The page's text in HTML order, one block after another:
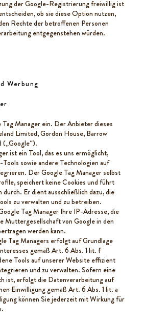
der Google-Registrierung freiwillig ist
ob sie diese Option nutzen,
Rechte der betroffenen Personen
entgegenstehen würden.
Werbung
Manager ein. Der Anbieter dieses
Limited, Gordon House, Barrow
ist ein Tool, das es uns ermöglicht,
sowie andere Technologien auf
Der Google Tag Manager selbst
speichert keine Cookies und führt
durch. Er dient ausschließlich dazu, die
zu verwalten und zu betreiben.
Tag Manager Ihre IP-Adresse, die
Muttergesellschaft von Google in den
werden kann.
Tag Managers erfolgt auf Grundlage
gemäß Art. 6 Abs. 1 lit. f
Tools auf unserer Website effizient
und zu verwalten. Sofern eine
ist, erfolgt die Datenverarbeitung auf
Einwilligung gemäß Art. 6 Abs. 1 lit. a
können Sie jederzeit mit Wirkung für